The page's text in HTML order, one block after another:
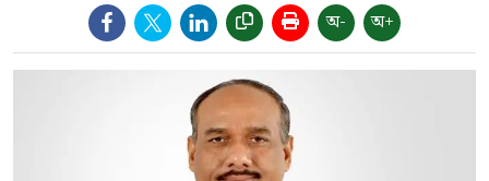
অ- অ+